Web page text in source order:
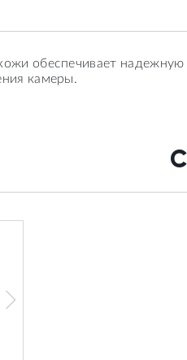
обеспечивает
камеры.